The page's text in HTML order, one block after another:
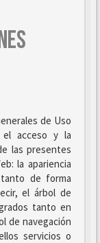
de Uso
el acceso y la
las presentes
la apariencia
de forma
el árbol de
tanto en
de navegación
servicios o